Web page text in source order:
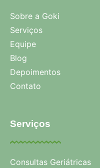
Sobre a Goki
Serviços
Equipe
Blog
Depoimentos
Contato
Serviços
Consultas Geriátricas